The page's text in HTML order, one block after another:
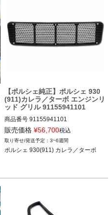
【ポルシェ純正】ポルシェ 930
(911)カレラ／ターボ エンジンリ
ッド グリル 91155941101
商品番号 91155941101
ポルシェ 930(911) カレラ 74-89
ポルシェ 930(911) ターボ 75-77
販売価格 ¥56,700税込
3~6週間
ポルシェ 930(911) カレラ／ターボ